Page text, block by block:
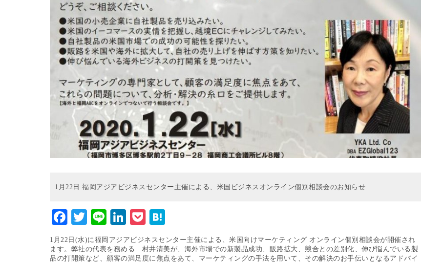
1月22日 福岡アジアビジネスセンター主催による、米国ビジネスオンライン個別相談会のお知らせ
Facebook
Twitter
LineLinkedIn
Pocket
1月22日(水)に福岡アジアビジネスセンター主催による、米国向けマーケティング オンライン個別相談会が開催され
ます。弊社の代表を務める 村井清美が、海外市場での新製品成功、販路拡大、競合との差別化、伸び悩んでいる製
品の打開策など、顧客の満足度に焦点をあて、マーケティングの手法を用いて、その解決のお手伝いとなるアドバイ